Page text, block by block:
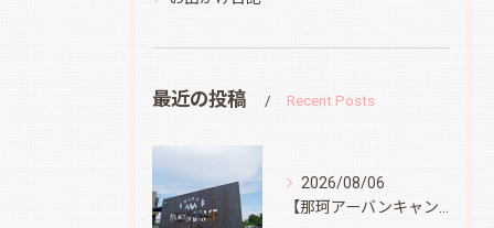
最近の投稿 Recent Posts
2026/08/06